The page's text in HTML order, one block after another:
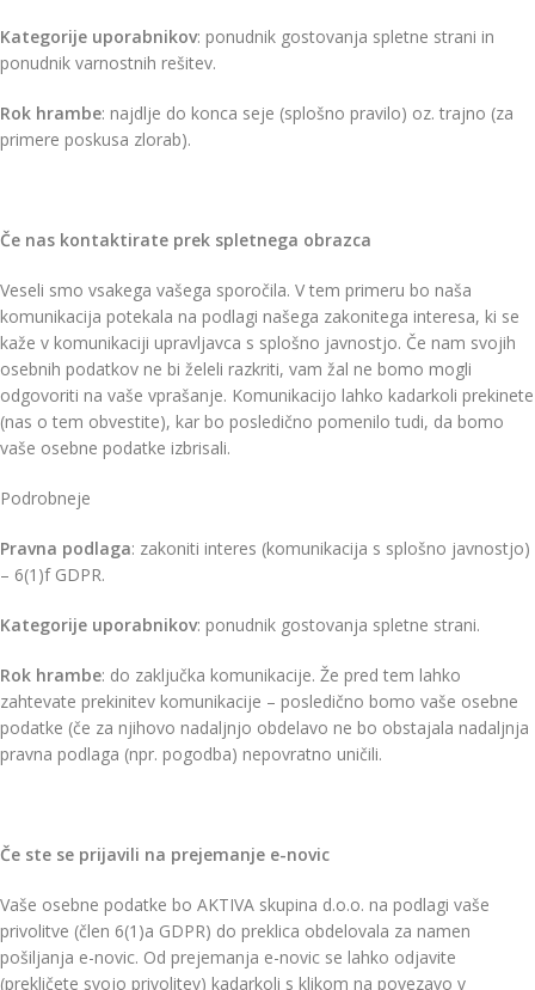
Kategorije uporabnikov: ponudnik gostovanja spletne strani in
ponudnik varnostnih rešitev.
Rok hrambe: najdlje do konca seje (splošno pravilo) oz. trajno (za
primere poskusa zlorab).
Če nas kontaktirate prek spletnega obrazca
Veseli smo vsakega vašega sporočila. V tem primeru bo naša
komunikacija potekala na podlagi našega zakonitega interesa, ki se
kaže v komunikaciji upravljavca s splošno javnostjo. Če nam svojih
osebnih podatkov ne bi želeli razkriti, vam žal ne bomo mogli
odgovoriti na vaše vprašanje. Komunikacijo lahko kadarkoli prekinete
(nas o tem obvestite), kar bo posledično pomenilo tudi, da bomo
vaše osebne podatke izbrisali.
Podrobneje
Pravna podlaga: zakoniti interes (komunikacija s splošno javnostjo)
– 6(1)f GDPR.
Kategorije uporabnikov: ponudnik gostovanja spletne strani.
Rok hrambe: do zaključka komunikacije. Že pred tem lahko
zahtevate prekinitev komunikacije – posledično bomo vaše osebne
podatke (če za njihovo nadaljnjo obdelavo ne bo obstajala nadaljnja
pravna podlaga (npr. pogodba) nepovratno uničili.
Če ste se prijavili na prejemanje e-novic
Vaše osebne podatke bo AKTIVA skupina d.o.o. na podlagi vaše
privolitve (člen 6(1)a GDPR) do preklica obdelovala za namen
pošiljanja e-novic. Od prejemanja e-novic se lahko odjavite
(prekličete svojo privolitev) kadarkoli s klikom na povezavo v